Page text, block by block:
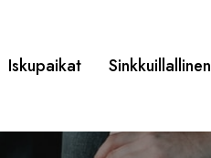
Iskupaikat Sinkkuillallinen